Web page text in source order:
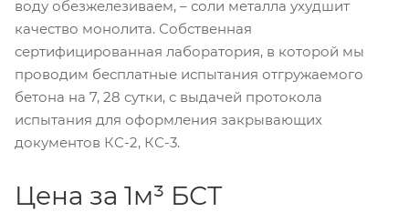
воду обезжелезиваем, – соли металла ухудшит
качество монолита. Собственная
сертифицированная лаборатория, в которой мы
проводим бесплатные испытания отгружаемого
бетона на 7, 28 сутки, с выдачей протокола
испытания для оформления закрывающих
документов КС-2, КС-3.
Цена за 1м³ БСТ